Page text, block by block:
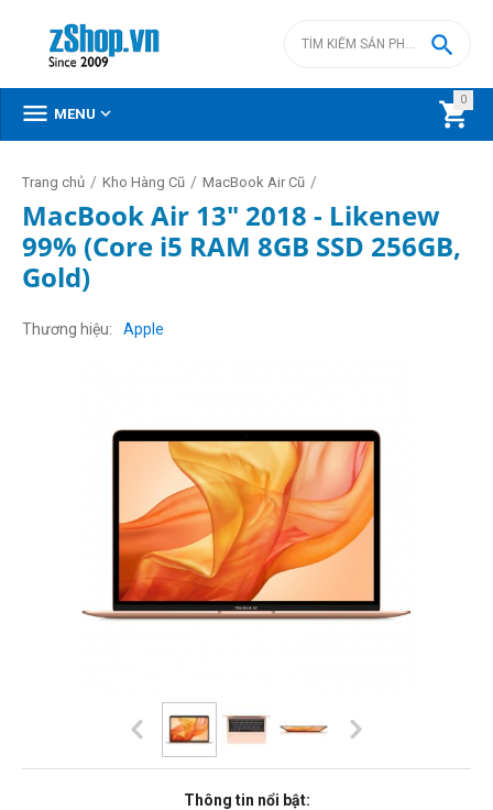
0


 MENU 
Trang chủ / Kho Hàng Cũ / MacBook Air Cũ /
MacBook Air 13" 2018 - Likenew
99% (Core i5 RAM 8GB SSD 256GB,
Gold)
Thương hiệu Apple
Thông tin nổi bật: